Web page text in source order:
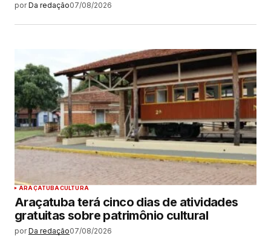
por Da redação07/08/2026
ARAÇATUBACULTURA
Araçatuba terá cinco dias de atividades
gratuitas sobre patrimônio cultural
por Da redação07/08/2026